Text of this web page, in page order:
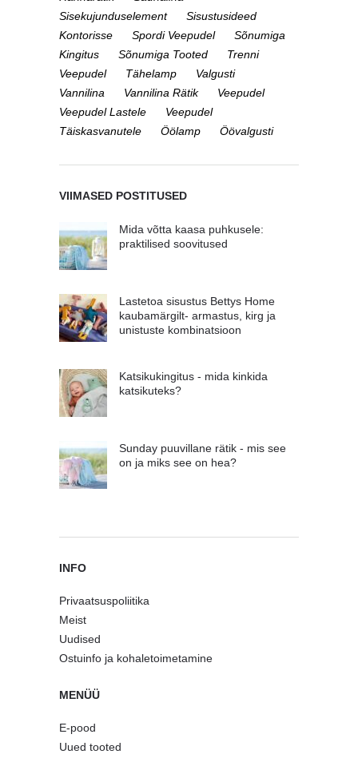
Sisekujunduselement
Sisustusideed
Kontorisse
Spordi Veepudel
Sõnumiga
Kingitus
Sõnumiga Tooted
Trenni
Veepudel
Tähelamp
Valgusti
Vannilina
Vannilina Rätik
Veepudel
Veepudel Lastele
Veepudel
Täiskasvanutele
Öölamp Öövalgusti
VIIMASED POSTITUSED
Mida võtta kaasa puhkusele:
praktilised soovitused
Lastetoa sisustus Bettys Home
kaubamärgilt- armastus, kirg ja
unistuste kombinatsioon
Katsikukingitus - mida kinkida
katsikuteks?
Sunday puuvillane rätik - mis see
on ja miks see on hea?
INFO
Privaatsuspoliitika
Meist
Uudised
Ostuinfo ja kohaletoimetamine
MENÜÜ
E-pood
Uued tooted